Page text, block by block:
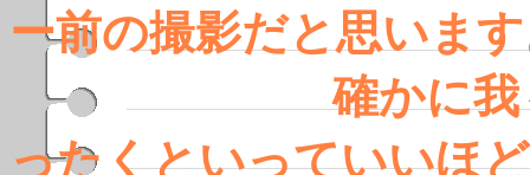
ー前の撮影だと思いま
確かに我々です
ったくといっていいほ